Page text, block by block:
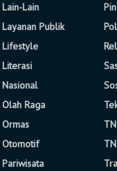
Lain-Lain
Layanan Publik
Lifestyle
Literasi
Nasional
Olah Raga
Ormas
Otomotif
Pariwisata